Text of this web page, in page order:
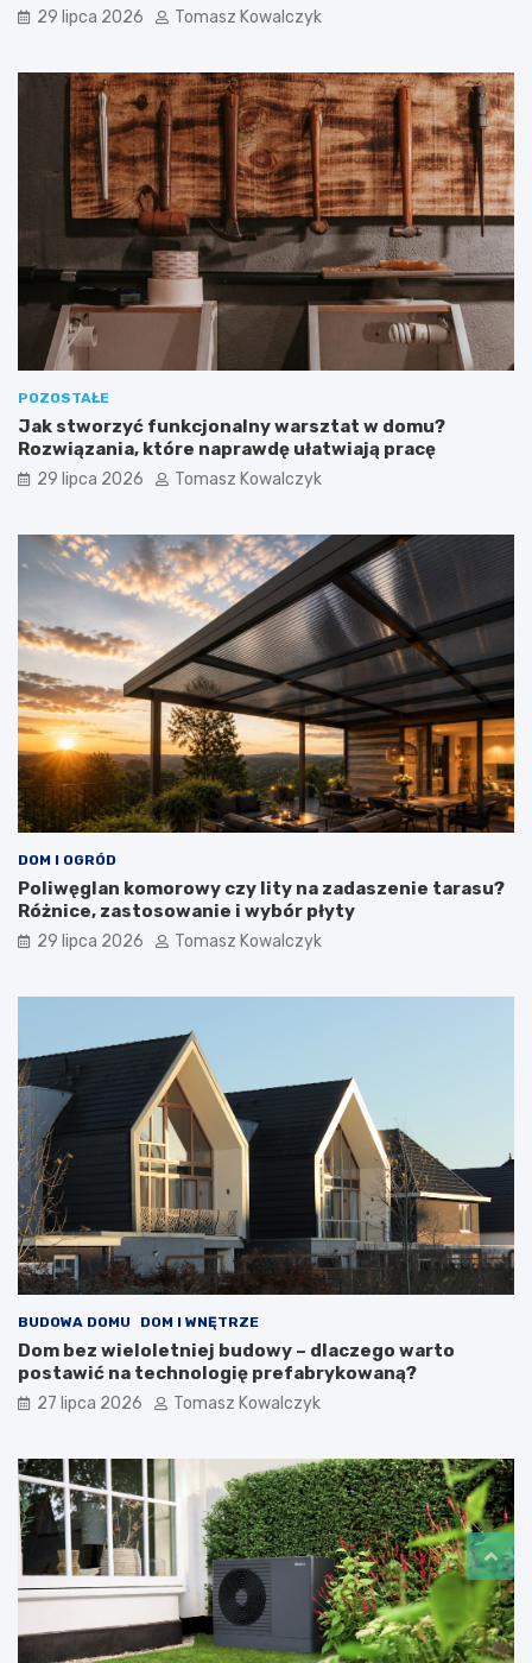
29 lipca 2026 Tomasz Kowalczyk
POZOSTAŁE
Jak stworzyć funkcjonalny warsztat w domu?
Rozwiązania, które naprawdę ułatwiają pracę
29 lipca 2026 Tomasz Kowalczyk
DOM I OGRÓD
Poliwęglan komorowy czy lity na zadaszenie tarasu?
Różnice, zastosowanie i wybór płyty
29 lipca 2026 Tomasz Kowalczyk
BUDOWA DOMU DOM I WNĘTRZE
Dom bez wieloletniej budowy – dlaczego warto
postawić na technologię prefabrykowaną?
27 lipca 2026 Tomasz Kowalczyk